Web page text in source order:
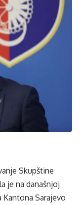
Skupštine
je na današnjoj
Sarajevo